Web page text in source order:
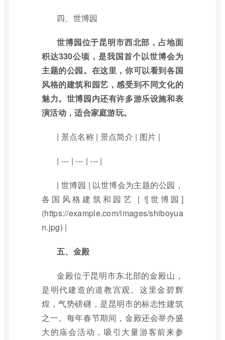
四、世博园
世博园位于昆明市西北部，占地面
积达330公顷，是我国首个以世博会为
主题的公园。在这里，你可以看到各国
风格的建筑和园艺，感受到不同文化的
魅力。世博园内还有许多游乐设施和表
演活动，适合家庭游玩。
| 景点名称 | 景点简介 | 图片 |
| --- | --- | --- |
| 世博园 | 以世博会为主题的公园，
各国风格建筑和园艺 | ![世博园]
(https://example.com/images/shiboyua
n.jpg) |
五、金殿
金殿位于昆明市东北部的金殿山，
是明代建造的道教宫观。这里金碧辉
煌，气势磅礴，是昆明市的标志性建筑
之一。每年春节期间，金殿还会举办盛
大的庙会活动，吸引大量游客前来参